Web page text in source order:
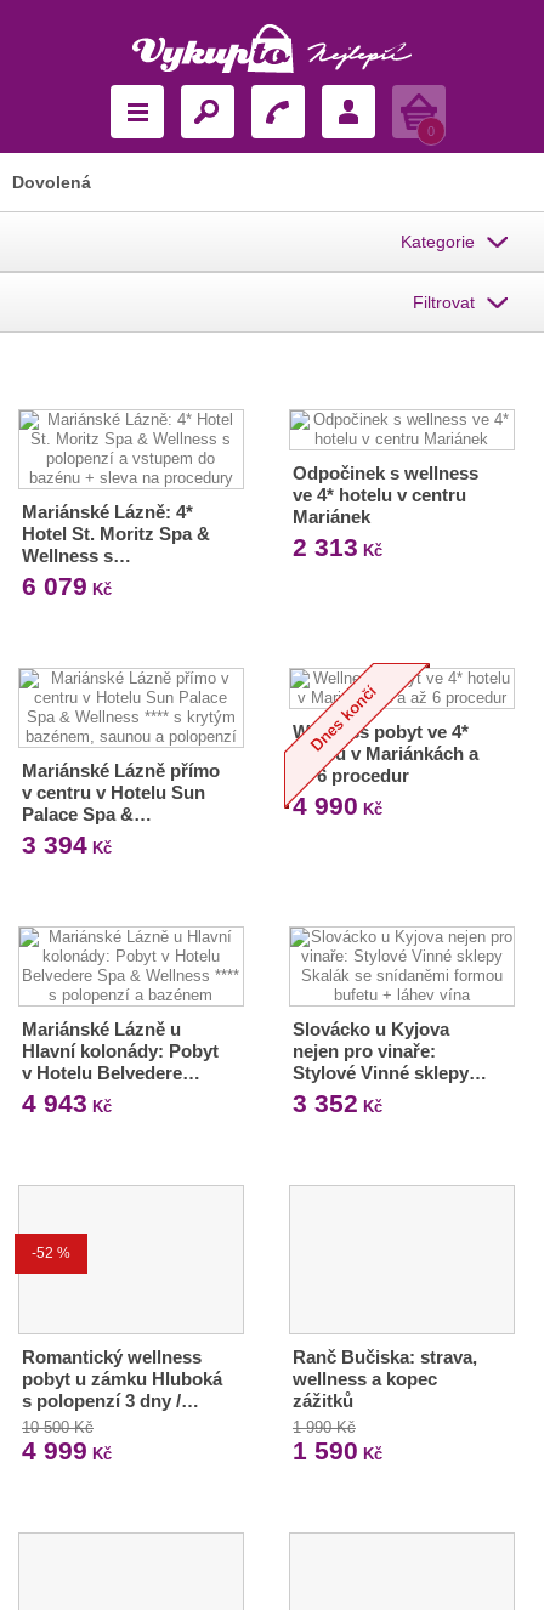
Košík
0
Dovolená
Kategorie
Filtrovat
Mariánské Lázně: 4*
Hotel St. Moritz Spa &
Wellness s…
6 079 Kč
Odpočinek s wellness
ve 4* hotelu v centru
Mariánek
2 313 Kč
Mariánské Lázně přímo
v centru v Hotelu Sun
Palace Spa &…
3 394 Kč
Wellness pobyt ve 4*
hotelu v Mariánkách a
až 6 procedur
4 990 Kč
Mariánské Lázně u
Hlavní kolonády: Pobyt
v Hotelu Belvedere…
4 943 Kč
Slovácko u Kyjova
nejen pro vinaře:
Stylové Vinné sklepy…
3 352 Kč
-52 %
Romantický wellness
pobyt u zámku Hluboká
s polopenzí 3 dny /…
10 500 Kč
4 999 Kč
Ranč Bučiska: strava,
wellness a kopec
zážitků
1 990 Kč
1 590 Kč